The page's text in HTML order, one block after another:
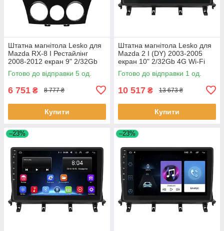
Штатна магнітола Lesko для
Mazda RX-8 I Рестайлінг
2008-2012 екран 9" 2/32Gb
Wi-Fi GPS Base 5 шт.
Готово до відправки 5 од.
6 751 ₴ 8 777 ₴
Купити
Штатна магнітола Lesko для
Mazda 2 I (DY) 2003-2005
екран 10" 2/32Gb 4G Wi-Fi
GPS Top 1 шт.
Готово до відправки 1 од.
10 517 ₴ 13 673 ₴
Купити
–23% –23%